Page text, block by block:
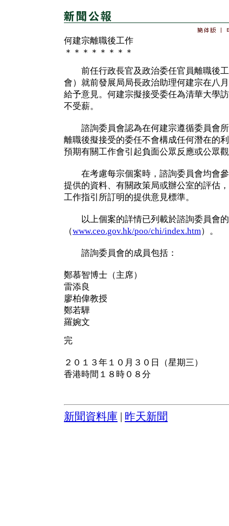
何建宗離職後工作
＊＊＊＊＊＊＊＊
前任行政長官及政治委任官員離職後工
會）就前發展局局長政治助理何建宗在八
給予意見。何建宗擬接受委任為清華大學
不受薪。
諮詢委員會認為在何建宗遵循委員會所
離職後擬接受的委任不會構成任何潛在的
預期有關工作會引起負面公眾反應或公眾
在考慮每宗個案時，諮詢委員會均會參
提供的資料、有關政策局或辦公室的評估
工作指引所訂明的提供意見標準。
以上個案的詳情已列載於諮詢委員會
（www.ceo.gov.hk/poo/chi/index.htm）。
諮詢委員會的成員包括：
鄭慕智博士（主席）
雷添良
廖柏偉教授
鄭若驊
羅婉文
完
２０１３年１０月３０日（星期三）
香港時間１８時０８分
新聞資料庫 昨天新聞